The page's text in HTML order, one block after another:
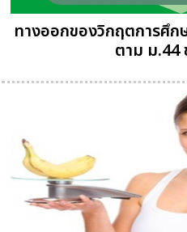
ทางออกของวิกฤตการศึก
ตาม ม.44